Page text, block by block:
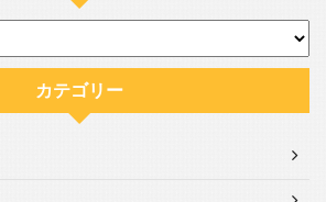
カテゴリー